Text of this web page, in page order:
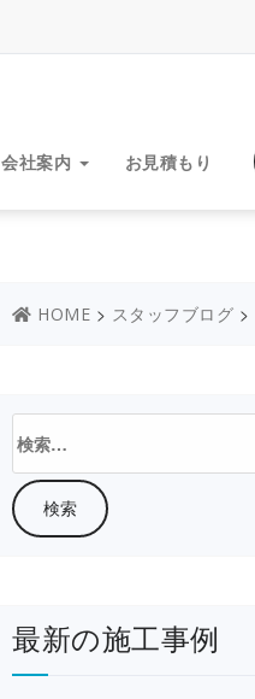
会社案内 お見積もり
HOME > スタッフブログ >
索:
最新の施工事例